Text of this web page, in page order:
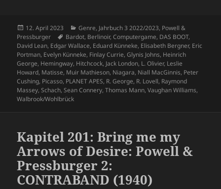
Veröffentlicht
am
12. April 2023 Kategorien
Genre, Jahrbuch 3 2022/2023, Powell &
Pressburger
Schlagwörter
Bardot, Berlinoir,Computergame, DAS BOOT,
David Lean, Edgar Wallace, Eduard Künneke, Elisabeth Bergner, Eric
Portman, Evelyn Künneke, Finlay Currie,Glynis Johns, Heinrich
George, Hemingway, Hitchcock, Jack London, L. Olivier, Leslie
Howard, Matisse, Muir Mathieson, Niagara, Niall MacGinnis, Peter
Cushing, Picasso, PLANET APES, R. George, R. Lovell, Raymond
Massey,Schach,Sean Connery,Thomas Mann,Vaughan Williams,
Walbrook/Wohlbrück
Kapitel 201: Bring me my
Arrows of Desire: Powell &
Pressburger 2:
CONTRABAND (1940)